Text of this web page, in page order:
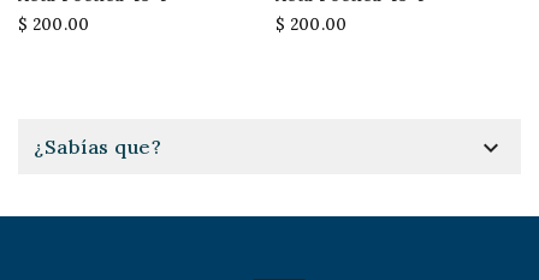
$ 200.00 $ 200.00
¿Sabías que? 